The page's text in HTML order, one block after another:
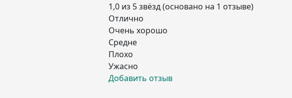
1,0 из 5 звёзд (основано на 1 отзыве)
Отлично
Очень хорошо
Средне
Плохо
Ужасно
Добавить отзыв